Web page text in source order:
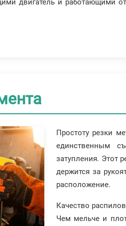
двигатель и работающими
Простоту резки
единственным
затупления. Этот
держится за
расположение.
Качество
Чем мельче и